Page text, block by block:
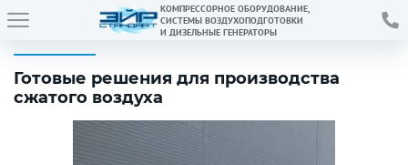
КОМПРЕССОРНОЕ ОБОРУДОВАНИЕ,
СИСТЕМЫ ВОЗДУХОПОДГОТОВКИ
И ДИЗЕЛЬНЫЕ ГЕНЕРАТОРЫ
Готовые решения для производства
сжатого воздуха